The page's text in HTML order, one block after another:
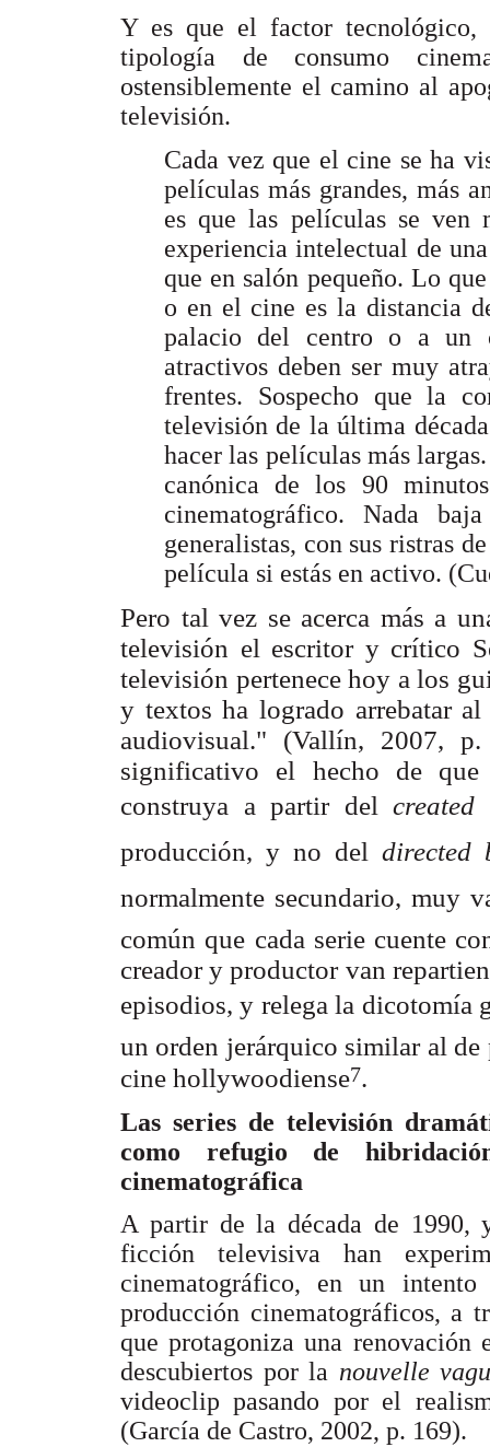
Y es que el factor tecnológico,
tipología de consumo
ostensiblemente el camino al
televisión.
Cada vez que el cine se ha
películas más grandes, más
es que las películas se ven
experiencia intelectual de
que en salón pequeño. Lo
o en el cine es la distancia
palacio del centro o a un
atractivos deben ser muy
frentes. Sospecho que la
televisión de la última
hacer las películas más
canónica de los 90
cinematográfico. Nada
generalistas, con sus ristras
película si estás en activo.
Pero tal vez se acerca más a
televisión el escritor y crítico
televisión pertenece hoy a los
y textos ha logrado arrebatar
audiovisual." (Vallín, 2007,
significativo el hecho de
construya a partir del
producción, y no del directed
normalmente secundario, muy
común que cada serie cuente
creador y productor van
episodios, y relega la dicotomía
un orden jerárquico similar al
cine hollywoodiense7.
Las series de televisión
como refugio de
cinematográfica
A partir de la década de 1990,
ficción televisiva han
cinematográfico, en un
producción cinematográficos, a
que protagoniza una renovación
descubiertos por la nouvelle
videoclip pasando por el
(García de Castro, 2002, p. 169).